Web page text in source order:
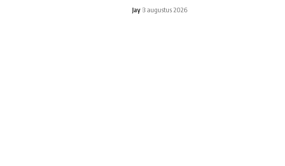
Jay 3 augustus 2026